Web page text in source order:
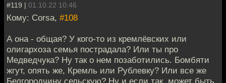
#119 | 01.10.22 10:46
Кому: Corsa, #108
А она - общая? У кого-то из кремлёвских или
олигархоза семья пострадала? Или ты про
Медведчука? Ну так о нем позаботились. Бомбяти
жгут, опять же, Кремль или Рублевку? Или все же
Белгородчину сельскую? Ну и если так, может быть